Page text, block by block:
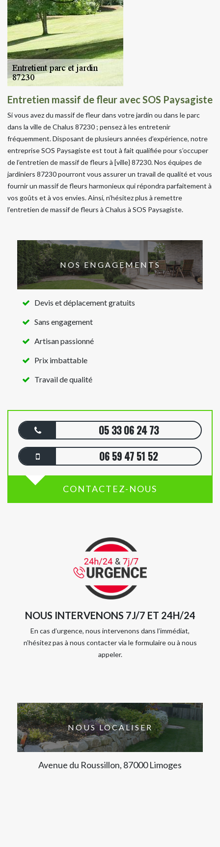
Entretien massif de fleur avec SOS Paysagiste
Si vous avez du massif de fleur dans votre jardin ou dans le parc
dans la ville de Chalus 87230 ; pensez à les entretenir
fréquemment. Disposant de plusieurs années d’expérience, notre
entreprise SOS Paysagiste est tout à fait qualifiée pour s’occuper
de l’entretien de massif de fleurs à [ville} 87230. Nos équipes de
jardiniers 87230 pourront vous assurer un travail de qualité et vous
fournir un massif de fleurs harmonieux qui répondra parfaitement à
vos goûts et à vos envies. Ainsi, n’hésitez plus à remettre
l’entretien de massif de fleurs à Chalus à SOS Paysagiste.
NOS ENGAGEMENTS
Devis et déplacement gratuits
Sans engagement
Artisan passionné
Prix imbattable
Travail de qualité
05 33 06 24 73
06 59 47 51 52
CONTACTEZ-NOUS
NOUS INTERVENONS 7J/7 ET 24H/24
En cas d’urgence, nous intervenons dans l’immédiat,
n’hésitez pas à nous contacter via le formulaire ou à nous
appeler.
NOUS LOCALISER
Avenue du Roussillon, 87000 Limoges